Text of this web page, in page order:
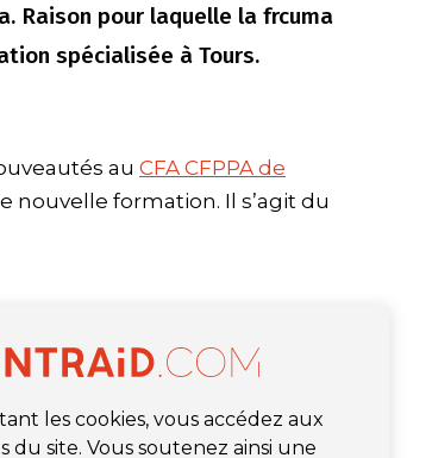
Raison pour laquelle la frcuma
spécialisée à Tours.
au CFA CFPPA de
nouvelle formation. Il s’agit du
les cookies, vous accédez aux
du site. Vous soutenez ainsi une